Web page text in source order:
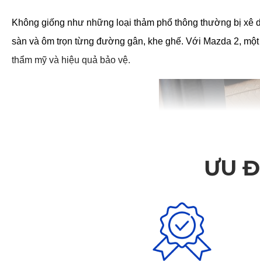
Không giống như những loại thảm phổ thông thường bị xê
sàn và ôm trọn từng đường gân, khe ghế. Với Mazda 2,
thẩm mỹ và hiệu quả bảo vệ.
ƯU